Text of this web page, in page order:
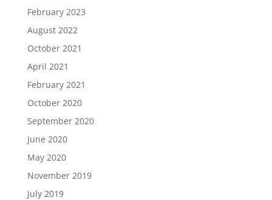
February 2023
August 2022
October 2021
April 2021
February 2021
October 2020
September 2020
June 2020
May 2020
November 2019
July 2019